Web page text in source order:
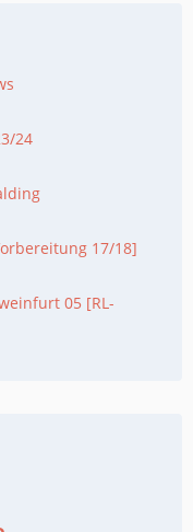
24
17/18]
05 [RL-